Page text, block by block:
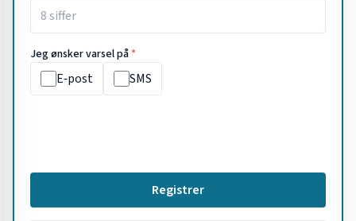
Jeg ønsker varsel på *
E‑post SMS
Registrer